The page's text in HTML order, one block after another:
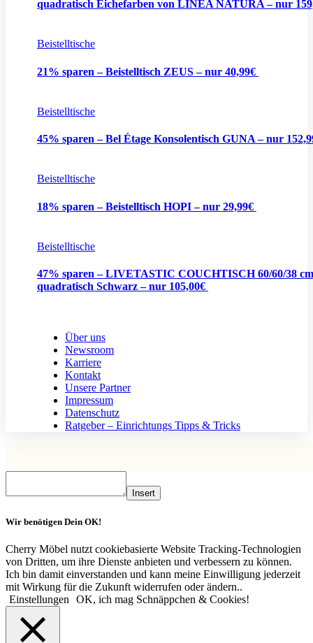
quadratisch Eichefarben von LINEA NATURA – nur
Beistelltische
21% sparen – Beistelltisch ZEUS – nur 40,99€
Beistelltische
45% sparen – Bel Étage Konsolentisch GUNA – nur
Beistelltische
18% sparen – Beistelltisch HOPI – nur 29,99€
Beistelltische
47% sparen – LIVETASTIC COUCHTISCH 60/60/38 cm
quadratisch Schwarz – nur 105,00€
Über uns
Newsroom
Karriere
Kontakt
Unsere Partner
Impressum
Datenschutz
Ratgeber – Einrichtungs Tipps & Tricks
Insert
Wir benötigen Dein OK!
Cherry Möbel nutzt cookiebasierte Website Tracking-Technologien
von Dritten, um ihre Dienste anbieten und verbessern zu können.
Ich bin damit einverstanden und kann meine Einwilligung jederzeit
mit Wirkung für die Zukunft widerrufen oder ändern..
Einstellungen
OK, ich mag Schnäppchen & Cookies!